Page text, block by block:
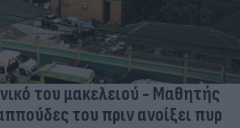
του μακελειού - Μαθητής
του πριν ανοίξει πυρ